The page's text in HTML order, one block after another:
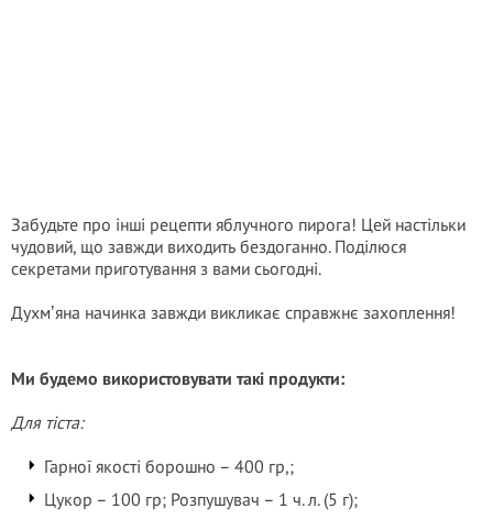
Забудьте про інші рецепти яблучного пирога! Цей настільки
чудовий, що завжди виходить бездоганно. Поділюся
секретами приготування з вами сьогодні.
Духмʼяна начинка завжди викликає справжнє захоплення!
Ми будемо використовувати такі продукти:
Для тіста:
Гарної якості борошно – 400 гр,;
Цукор – 100 гр; Розпушувач – 1 ч. л. (5 г);